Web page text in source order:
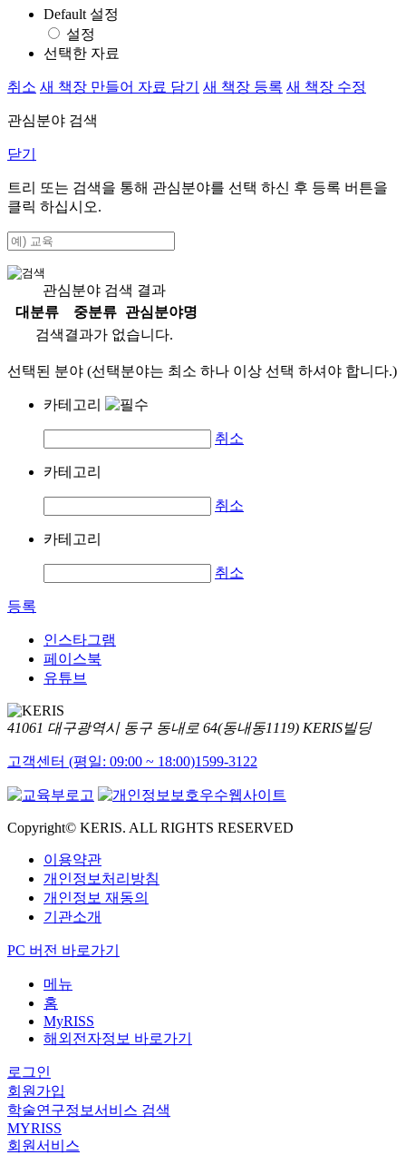
Default 설정
설정
선택한 자료
취소 새 책장 만들어 자료 담기 새 책장 등록 새 책장 수정
관심분야 검색
닫기
트리 또는 검색을 통해 관심분야를 선택 하신 후 등록 버튼을
클릭 하십시오.
관심분야 검색 결과
대분류
중분류
관심분야명
검색결과가 없습니다.
선택된 분야 (선택분야는 최소 하나 이상 선택 하셔야 합니다.)
카테고리
취소
카테고리
취소
카테고리
취소
등록
인스타그램
페이스북
유튜브
41061 대구광역시 동구 동내로 64(동내동1119) KERIS빌딩
고객센터 (평일: 09:00 ~ 18:00)1599-3122
Copyright© KERIS. ALL RIGHTS RESERVED
이용약관
개인정보처리방침
개인정보 재동의
기관소개
PC 버전 바로가기
메뉴
홈
MyRISS
해외전자정보 바로가기
로그인
회원가입
학술연구정보서비스 검색
MYRISS
회원서비스